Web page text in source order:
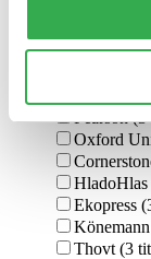
Baronet
Viz
Pearson
Oxford
Ekopress
Thovt (3